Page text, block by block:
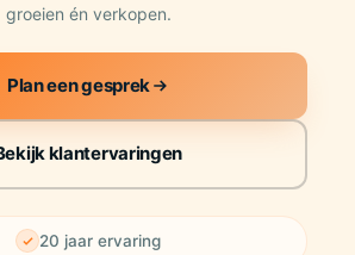
groeien én verkopen.
Plan een gesprek
klantervaringen
20 jaar ervaring